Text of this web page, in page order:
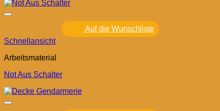
Auf die Wunschliste
Schnellansicht
Arbeitsmaterial
Not Aus Schalter